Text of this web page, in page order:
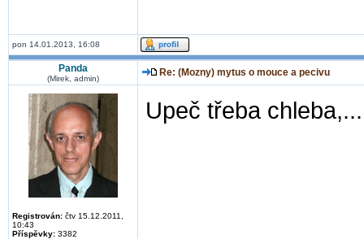
pon 14.01.2013, 16:08
Panda
(Mirek, admin)
Re: (Mozny) mytus o mouce a pecivu
Registrován: čtv 15.12.2011,
10:43
Příspěvky: 3382
Upeč třeba chleba,...